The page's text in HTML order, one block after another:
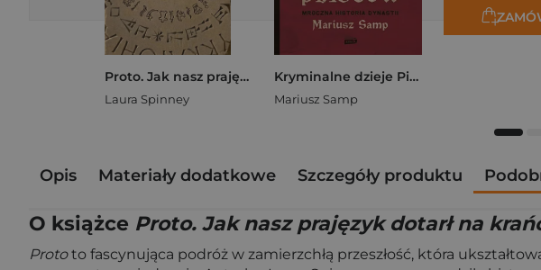
Proto. Jak nasz prajęzyk dotarł na krańce świata
Laura Spinney
Kryminalne dzieje Piastów. Mroczna historia dynastii
Mariusz Samp
Opis Materiały dodatkowe Szczegóły produktu
O książce Proto. Jak nasz prajęzyk dotarł na
Prototo fascynująca podróż w zamierzchłą przeszłość, która